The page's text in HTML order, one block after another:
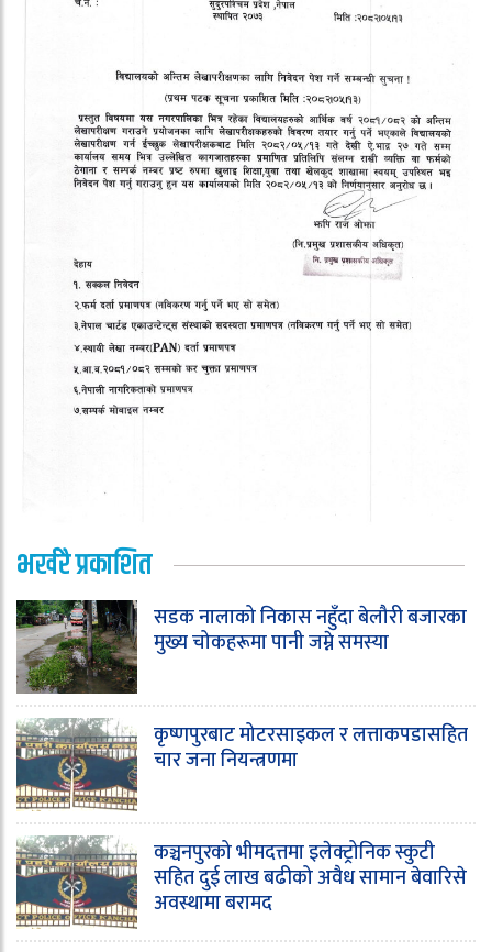
भर्खरै प्रकाशित
सडक नालाको निकास नहुँदा बेलौरी बजारका
मुख्य चोकहरूमा पानी जम्ने समस्या
कृष्णपुरबाट मोटरसाइकल र लत्ताकपडासहित
चार जना नियन्त्रणमा
कञ्चनपुरको भीमदत्तमा इलेक्ट्रोनिक स्कुटी
सहित दुई लाख बढीको अवैध सामान बेवारिसे
अवस्थामा बरामद